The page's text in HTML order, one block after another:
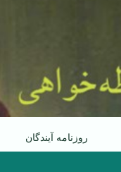
روزنامه آیندگان